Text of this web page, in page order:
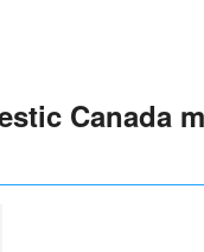
Canada